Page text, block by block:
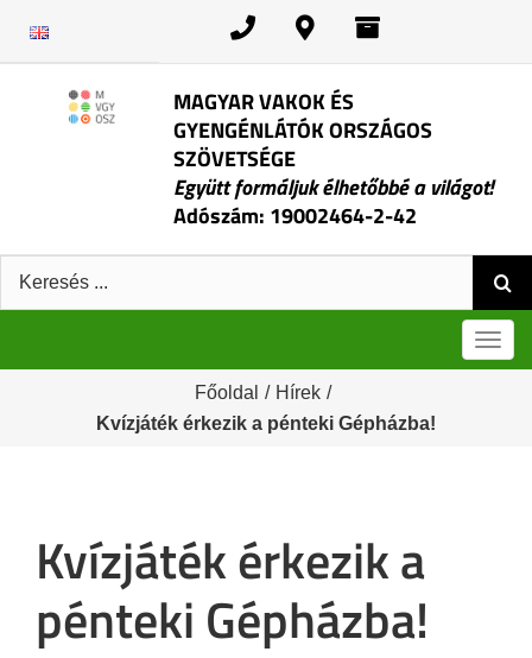
MAGYAR VAKOK ÉS
GYENGÉNLÁTÓK ORSZÁGOS
SZÖVETSÉGE
Együtt formáljuk élhetőbbé a világot!
Adószám: 19002464-2-42
Keresés:
Főoldal / Hírek /
Kvízjáték érkezik a pénteki Gépházba!
Kvízjáték érkezik a
pénteki Gépházba!